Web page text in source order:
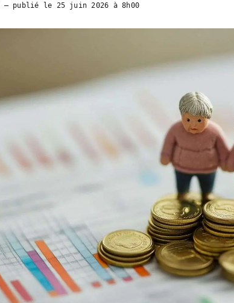
— publié le 25 juin 2026 à 8h00